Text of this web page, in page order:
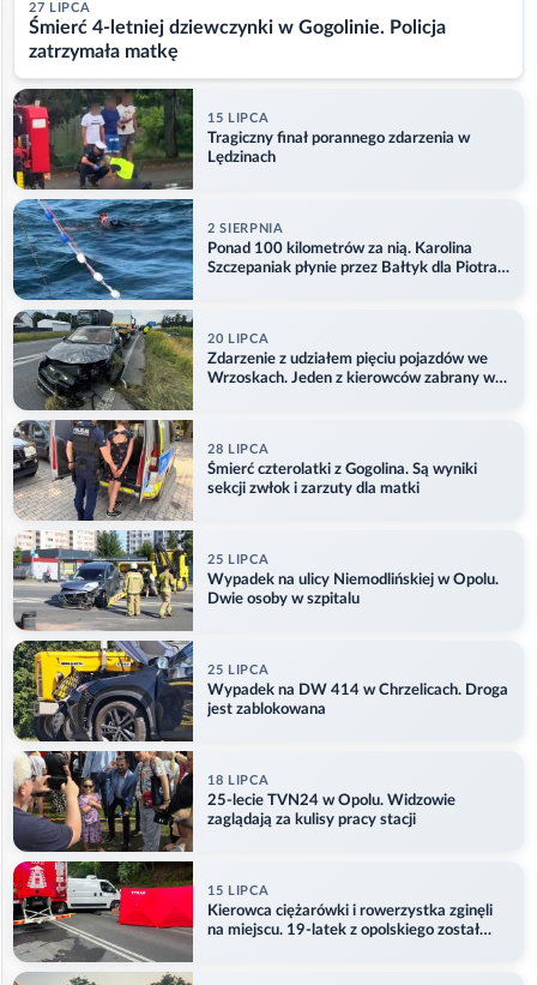
27 LIPCA
Śmierć 4-letniej dziewczynki w Gogolinie. Policja
zatrzymała matkę
15 LIPCA
Tragiczny finał porannego zdarzenia w
Lędzinach
2 SIERPNIA
Ponad 100 kilometrów za nią. Karolina
Szczepaniak płynie przez Bałtyk dla Piotra.
20 LIPCA
Zdarzenie z udziałem pięciu pojazdów we
Wrzoskach. Jeden z kierowców zabrany w
28 LIPCA
Śmierć czterolatki z Gogolina. Są wyniki
sekcji zwłok i zarzuty dla matki
25 LIPCA
Wypadek na ulicy Niemodlińskiej w Opolu.
Dwie osoby w szpitalu
25 LIPCA
Wypadek na DW 414 w Chrzelicach. Droga
jest zablokowana
18 LIPCA
25-lecie TVN24 w Opolu. Widzowie
zaglądają za kulisy pracy stacji
15 LIPCA
Kierowca ciężarówki i rowerzystka zginęli
na miejscu. 19-latek z opolskiego został